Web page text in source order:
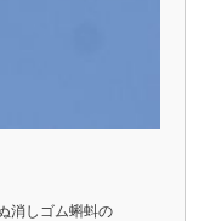
消しゴム蝌蚪の